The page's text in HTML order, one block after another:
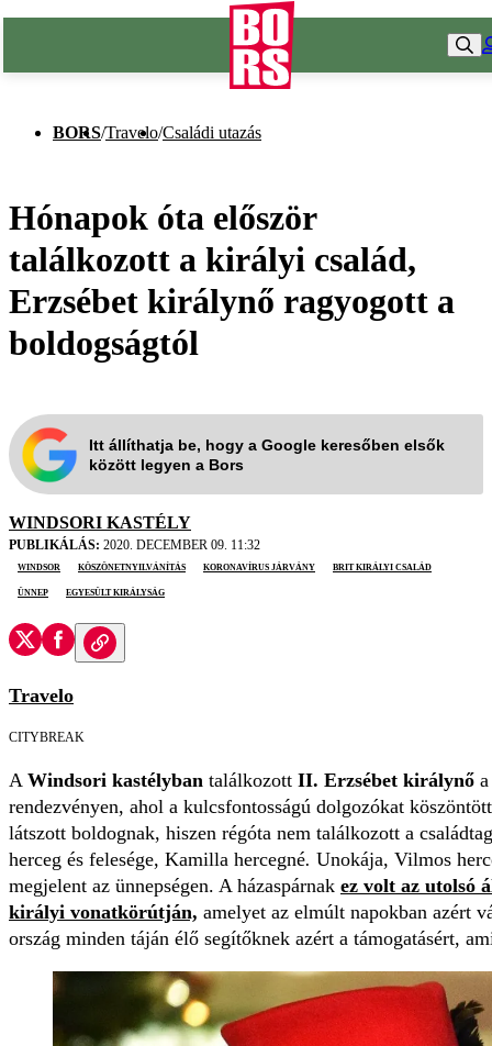
BORS/Travelo/Családi utazás
Hónapok óta először
találkozott a királyi család,
Erzsébet királynő ragyogott a
boldogságtól
Itt állíthatja be, hogy a Google keresőben elsők
között legyen a Bors
WINDSORI KASTÉLY
PUBLIKÁLÁS: 2020. DECEMBER 09. 11:32
Windsor
köszönetnyilvánítás koronavírus járvány
brit királyi család
ünnep
Egyesült Királyság
Travelo
CITYBREAK
A Windsori kastélyban találkozott II. Erzsébet királynő
rendezvényen, ahol a kulcsfontosságú dolgozókat
látszott boldognak, hiszen régóta nem találkozott a
herceg és felesége, Kamilla hercegné. Unokája, Vilmos
megjelent az ünnepségen. A házaspárnak ez volt az utolsó
királyi vonatkörútján, amelyet az elmúlt napokban azért
ország minden táján élő segítőknek azért a támogatásért,